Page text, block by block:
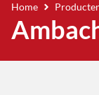
Home